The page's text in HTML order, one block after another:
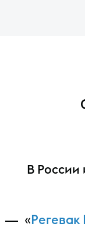
В России
«Регевак